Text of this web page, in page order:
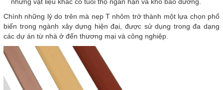
Chính những lý do trên mà nẹp T nhôm trở thành một lựa chọn phổ
biến trong ngành xây dựng hiện đại, được sử dụng trong đa dạng
các dự án từ nhà ở đến thương mại và công nghiệp.